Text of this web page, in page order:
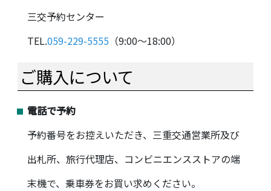
三交予約センター
TEL.059-229-5555 （9:00～18:00）
ご購入について
電話で予約
予約番号をお控えいただき、三重交通営業所及び
出札所、旅行代理店、コンビニエンスストアの端
末機で、乗車券をお買い求めください。